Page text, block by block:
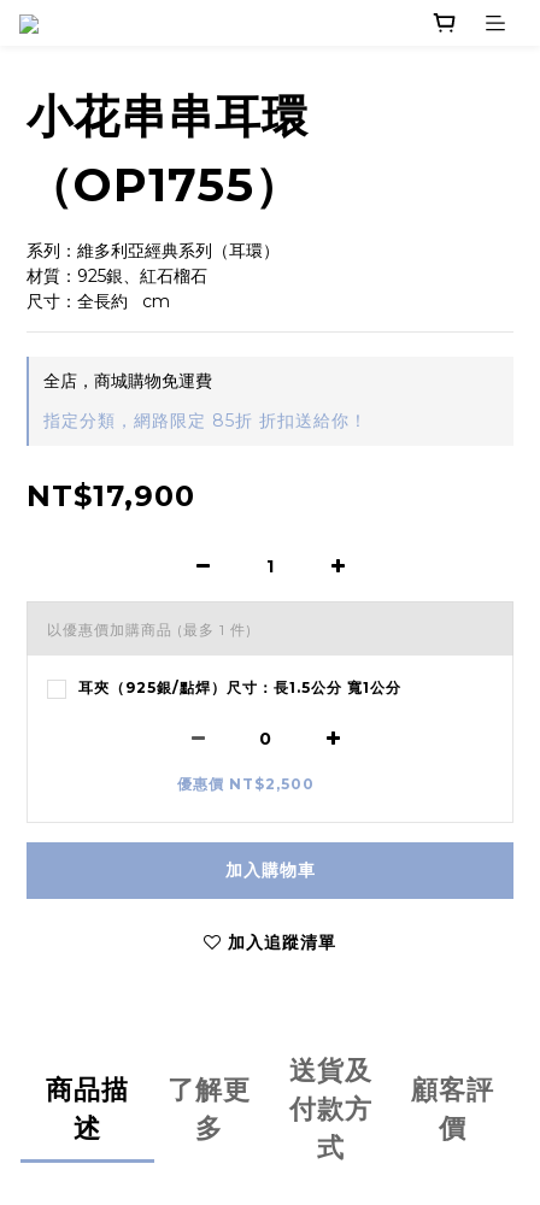
小花串串耳環
（OP1755）
系列：維多利亞經典系列（耳環）
材質：925銀、紅石榴石
尺寸：全長約   cm
全店，商城購物免運費
指定分類，網路限定 85折 折扣送給你！
NT$17,900
以優惠價加購商品 (最多 1 件)
耳夾（925銀/點焊）尺寸：長1.5公分 寬1公分
優惠價 NT$2,500
加入購物車
加入追蹤清單
商品描
述
了解更
多
送貨及
付款方
式
顧客評
價